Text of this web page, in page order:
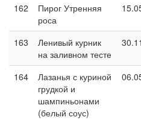
162
Пирог Утренняя
роса
163
Ленивый курник
на заливном тесте
164
Лазанья с куриной
грудкой и
шампиньонами
(белый соус)